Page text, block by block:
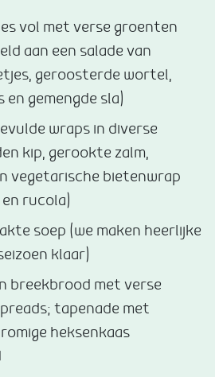
vol met verse groenten
aan een salade van
geroosterde wortel,
gemengde sla)
wraps in diverse
kip, gerookte zalm,
vegetarische bietenwrap
rucola)
soep (we maken heerlijke
klaar)
breekbrood met verse
tapenade met
heksenkaas